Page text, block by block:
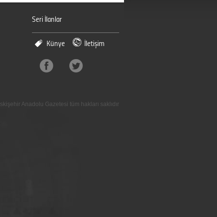
Seri İlanlar
Künye İletişim
Anadolu Gazetesi tüm hakları saklıdır